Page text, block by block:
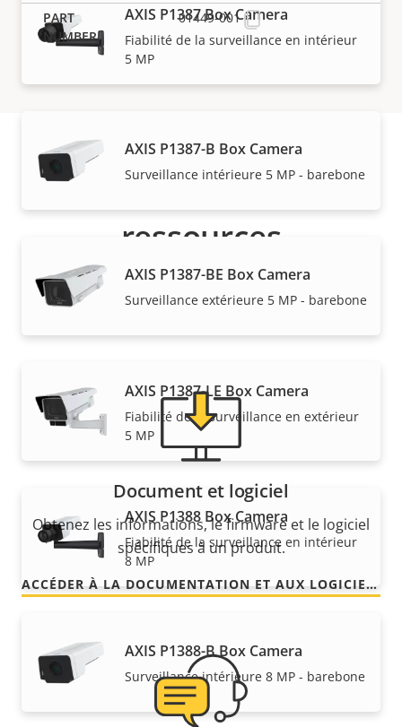
AXIS P1387 Box Camera
Fiabilité de la surveillance en intérieur
5 MP
AXIS P1387-B Box Camera
Surveillance intérieure 5 MP - barebone
AXIS P1387-BE Box Camera
Surveillance extérieure 5 MP - barebone
AXIS P1387-LE Box Camera
Fiabilité de la surveillance en extérieur
5 MP
AXIS P1388 Box Camera
Fiabilité de la surveillance en intérieur
8 MP
AXIS P1388-B Box Camera
Surveillance intérieure 8 MP - barebone
01449-001
Assistance et
ressources
Besoin d'informations sur les produits Axis, le
logiciel ou de l'aide d'un expert ?
Document et logiciel
Obtenez les informations, le firmware et le logiciel
spécifiques à un produit.
ACCÉDER À LA DOCUMENTATION ET AUX LOGICIELS